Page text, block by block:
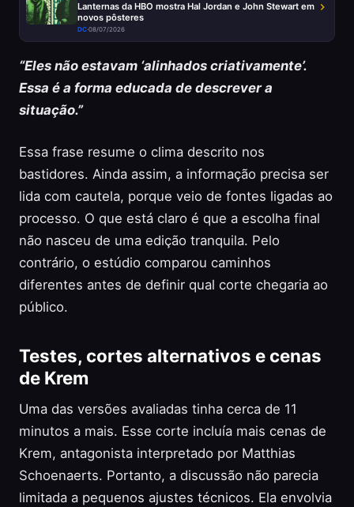
Lanternas da HBO mostra Hal Jordan e John Stewart em
novos pôsteres
DC·08/07/2026
“Eles não estavam ‘alinhados criativamente’.
Essa é a forma educada de descrever a
situação.”
Essa frase resume o clima descrito nos
bastidores. Ainda assim, a informação precisa ser
lida com cautela, porque veio de fontes ligadas ao
processo. O que está claro é que a escolha final
não nasceu de uma edição tranquila. Pelo
contrário, o estúdio comparou caminhos
diferentes antes de definir qual corte chegaria ao
público.
Testes, cortes alternativos e cenas
de Krem
Uma das versões avaliadas tinha cerca de 11
minutos a mais. Esse corte incluía mais cenas de
Krem, antagonista interpretado por Matthias
Schoenaerts. Portanto, a discussão não parecia
limitada a pequenos ajustes técnicos. Ela envolvia